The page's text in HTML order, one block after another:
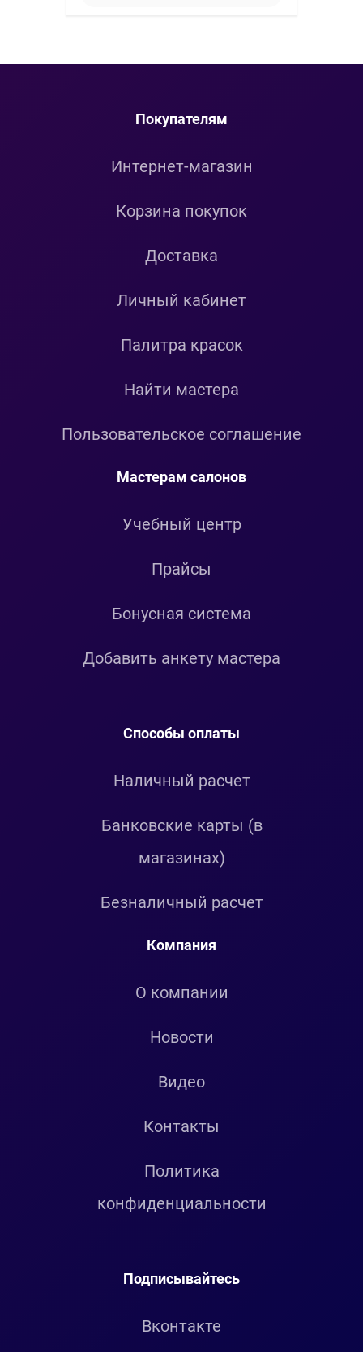
Покупателям
Интернет-магазин
Корзина покупок
Доставка
Личный кабинет
Палитра красок
Найти мастера
Пользовательское соглашение
Мастерам салонов
Учебный центр
Прайсы
Бонусная система
Добавить анкету мастера
Способы оплаты
Наличный расчет
Банковские карты (в
магазинах)
Безналичный расчет
Компания
О компании
Новости
Видео
Контакты
Политика
конфиденциальности
Подписывайтесь
Вконтакте